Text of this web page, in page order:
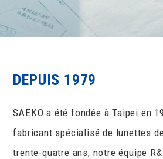
DEPUIS 1979
SAEKO a été fondée à Taipei en
fabricant spécialisé de lunettes
trente-quatre ans, notre équipe